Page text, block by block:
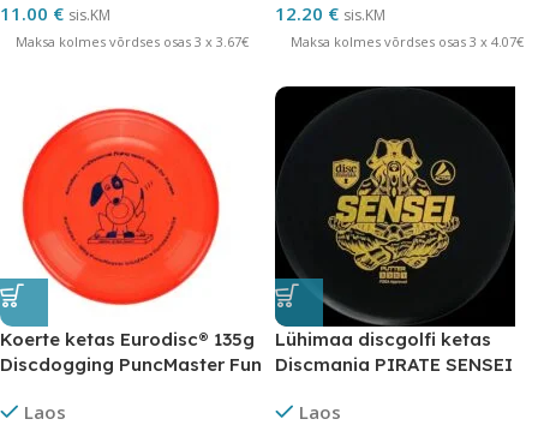
11.00 € sis.KM
Maksa kolmes võrdses osas 3 x 3.67€
12.20 € sis.KM
Maksa kolmes võrdses osas 3 x 4.07€
Koerte ketas Eurodisc® 135g
Discdogging PuncMaster Fun
Laos
Lühimaa discgolfi ketas
Discmania PIRATE SENSEI
Laos